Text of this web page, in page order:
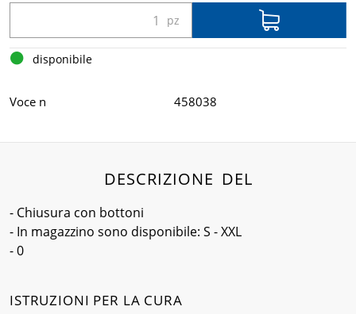
disponibile
Voce n 458038
DESCRIZIONE DEL
- Chiusura con bottoni
- In magazzino sono disponibile: S - XXL
- 0
ISTRUZIONI PER LA CURA